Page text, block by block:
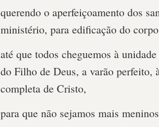
querendo o aperfeiçoamento dos
ministério, para edificação do
até que todos cheguemos à
do Filho de Deus, a varão perfeito,
completa de Cristo,
para que não sejamos mais